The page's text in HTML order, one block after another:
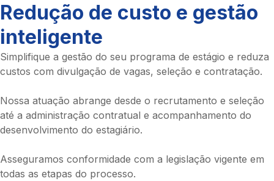
Redução de custo e gestão
inteligente
Simplifique a gestão do seu programa de estágio e reduza
custos com divulgação de vagas, seleção e contratação.
Nossa atuação abrange desde o recrutamento e seleção
até a administração contratual e acompanhamento do
desenvolvimento do estagiário.
Asseguramos conformidade com a legislação vigente em
todas as etapas do processo.